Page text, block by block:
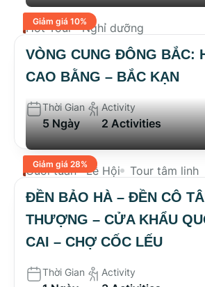
Giảm giá 10%
Hot Tour Nghỉ dưỡng
VÒNG CUNG ĐÔNG BẮC:
CAO BẰNG – BẮC KẠN
Thời Gian
5 Ngày
Activity
2 Activities
Giảm giá 28%
Cuối tuần Lễ Hội Tour tâm linh
ĐỀN BẢO HÀ – ĐỀN CÔ
THƯỢNG – CỬA KHẨU
CAI – CHỢ CỐC LẾU
Thời Gian Activity